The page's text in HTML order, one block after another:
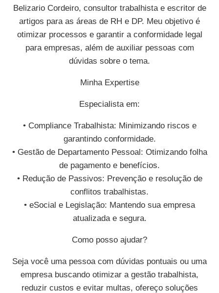
Belizario Cordeiro, consultor trabalhista e escritor de
artigos para as áreas de RH e DP. Meu objetivo é
otimizar processos e garantir a conformidade legal
para empresas, além de auxiliar pessoas com
dúvidas sobre o tema.
Minha Expertise
Especialista em:
• Compliance Trabalhista: Minimizando riscos e
garantindo conformidade.
• Gestão de Departamento Pessoal: Otimizando folha
de pagamento e benefícios.
• Redução de Passivos: Prevenção e resolução de
conflitos trabalhistas.
• eSocial e Legislação: Mantendo sua empresa
atualizada e segura.
Como posso ajudar?
Seja você uma pessoa com dúvidas pontuais ou uma
empresa buscando otimizar a gestão trabalhista,
reduzir custos e evitar multas, ofereço soluções